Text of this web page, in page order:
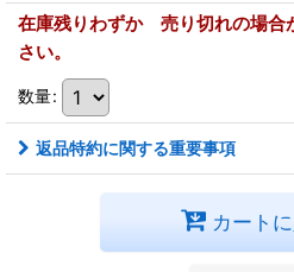
在庫残りわずか 売り切れの場合
さい。
数量:
返品特約に関する重要事項
カート